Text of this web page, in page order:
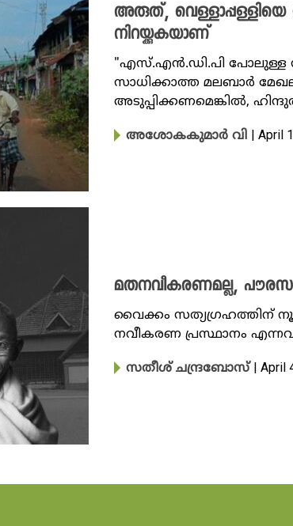
അരുത്,
നിറയ്ക്കുകയാണ്
"എസ്.എൻ.ഡി.പി പോലുള്ള
സാധിക്കാത്ത മലബാർ
അടുപ്പിക്കണമെങ്കിൽ,
അശോകകുമാർ വി | April
മതനവീകരണമല്ല,
വൈക്കം സത്യഗ്രഹത്തിന്
നവീകരണ പ്രസ്ഥാനം
സതീശ് ചന്ദ്രബോസ് | April